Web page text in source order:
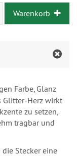
Warenkorb
Farbe, Glanz
Glitter-Herz wirkt
zu setzen,
tragbar und
die Stecker eine